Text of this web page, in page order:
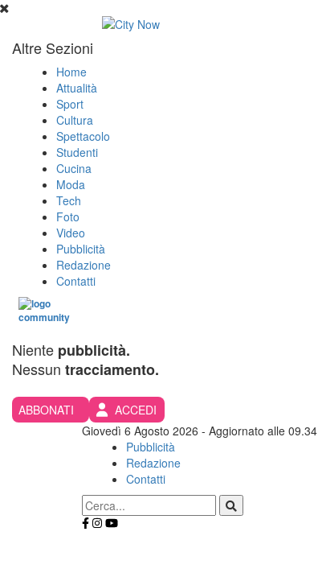
Altre Sezioni
Home
Attualità
Sport
Cultura
Spettacolo
Studenti
Cucina
Moda
Tech
Foto
Video
Pubblicità
Redazione
Contatti
Niente pubblicità.
Nessun tracciamento.
ABBONATI
ACCEDI
Giovedì 6 Agosto 2026 - Aggiornato alle 09.34
Pubblicità
Redazione
Contatti